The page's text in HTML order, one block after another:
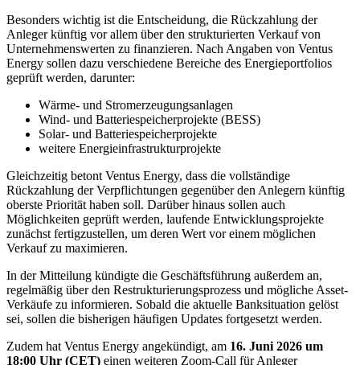
Besonders wichtig ist die Entscheidung, die Rückzahlung der
Anleger künftig vor allem über den strukturierten Verkauf von
Unternehmenswerten zu finanzieren. Nach Angaben von Ventus
Energy sollen dazu verschiedene Bereiche des Energieportfolios
geprüft werden, darunter:
Wärme- und Stromerzeugungsanlagen
Wind- und Batteriespeicherprojekte (BESS)
Solar- und Batteriespeicherprojekte
weitere Energieinfrastrukturprojekte
Gleichzeitig betont Ventus Energy, dass die vollständige
Rückzahlung der Verpflichtungen gegenüber den Anlegern künftig
oberste Priorität haben soll. Darüber hinaus sollen auch
Möglichkeiten geprüft werden, laufende Entwicklungsprojekte
zunächst fertigzustellen, um deren Wert vor einem möglichen
Verkauf zu maximieren.
In der Mitteilung kündigte die Geschäftsführung außerdem an,
regelmäßig über den Restrukturierungsprozess und mögliche Asset-
Verkäufe zu informieren. Sobald die aktuelle Banksituation gelöst
sei, sollen die bisherigen häufigen Updates fortgesetzt werden.
Zudem hat Ventus Energy angekündigt, am 16. Juni 2026 um
18:00 Uhr (CET) einen weiteren Zoom-Call für Anleger